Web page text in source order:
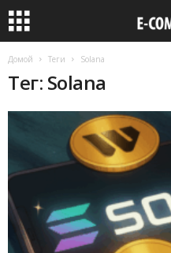
Домой Теги Solana
Тег: Solana